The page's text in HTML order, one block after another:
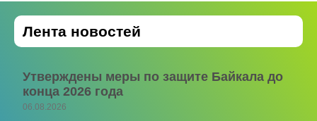
Лента новостей
Утверждены меры по защите Байкала до
конца 2026 года
06.08.2026